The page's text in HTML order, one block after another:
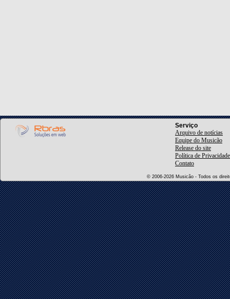
Serviço
Arquivo de notícias
Equipe do Musicão
Release do site
Política de Privacidade
Contato
© 2006-2026 Musicão - Todos os